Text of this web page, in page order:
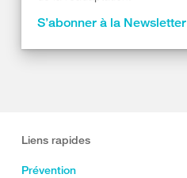
S’abonner à la Newsletter
Liens rapides
Prévention